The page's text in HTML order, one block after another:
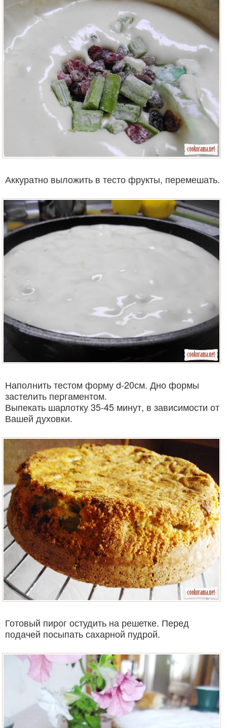
Аккуратно выложить в тесто фрукты, перемешать.
Наполнить тестом форму d-20см. Дно формы
застелить пергаментом.
Выпекать шарлотку 35-45 минут, в зависимости от
Вашей духовки.
Готовый пирог остудить на решетке. Перед
подачей посыпать сахарной пудрой.